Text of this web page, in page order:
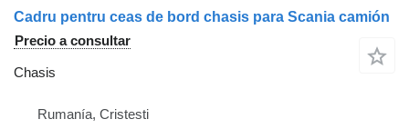
Cadru pentru ceas de bord chasis para Scania camión
Precio a consultar
Chasis
Rumanía, Cristesti